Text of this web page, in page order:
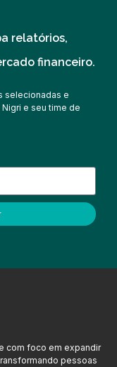
relatórios,
financeiro.
selecionadas e
e seu time de
com foco em expandir
pessoas